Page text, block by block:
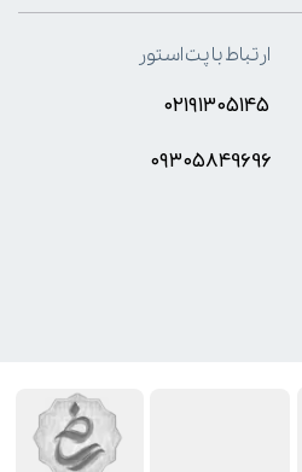
ارتباط با پت استور
۰۲۱۹۱۳۰۵۱۴۵
۰۹۳۰۵8۴9696